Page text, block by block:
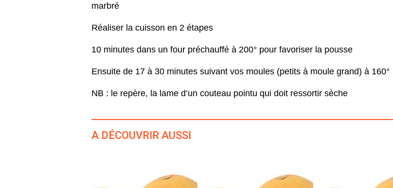
marbré
Réaliser la cuisson en 2 étapes
10 minutes dans un four préchauffé à 200° pour favoriser la pousse
Ensuite de 17 à 30 minutes suivant vos moules (petits à moule grand) à 160°
NB : le repère, la lame d’un couteau pointu qui doit ressortir sèche
A DÉCOUVRIR AUSSI